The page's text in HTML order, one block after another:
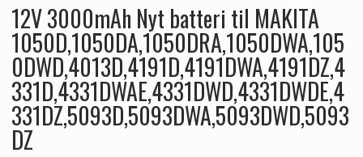
12V 3000mAh Nyt batteri til MAKITA
1050D,1050DA,1050DRA,1050DWA,105
0DWD,4013D,4191D,4191DWA,4191DZ,4
331D,4331DWAE,4331DWD,4331DWDE,4
331DZ,5093D,5093DWA,5093DWD,5093
DZ